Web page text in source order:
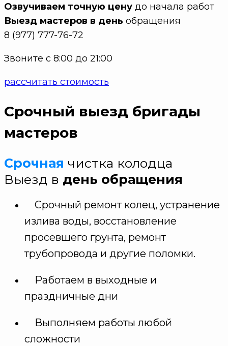
Озвучиваем точную цену до начала работ
Выезд мастеров в день обращения
8 (977) 777-76-72
Звоните с 8:00 до 21:00
рассчитать стоимость
Срочный выезд бригады
мастеров
Срочная чистка колодца
Выезд в день обращения
Срочный ремонт колец, устранение
излива воды, восстановление
просевшего грунта, ремонт
трубопровода и другие поломки.
Работаем в выходные и
праздничные дни
Выполняем работы любой
сложности